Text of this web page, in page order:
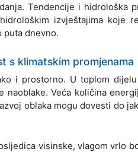
Tendencije i hidrološka
izvještajima koje
puta dnevno.
s klimatskim promjenama
i prostorno. U toplom
Veća količina
oblaka mogu dovesti do
visinske, vlagom vrlo